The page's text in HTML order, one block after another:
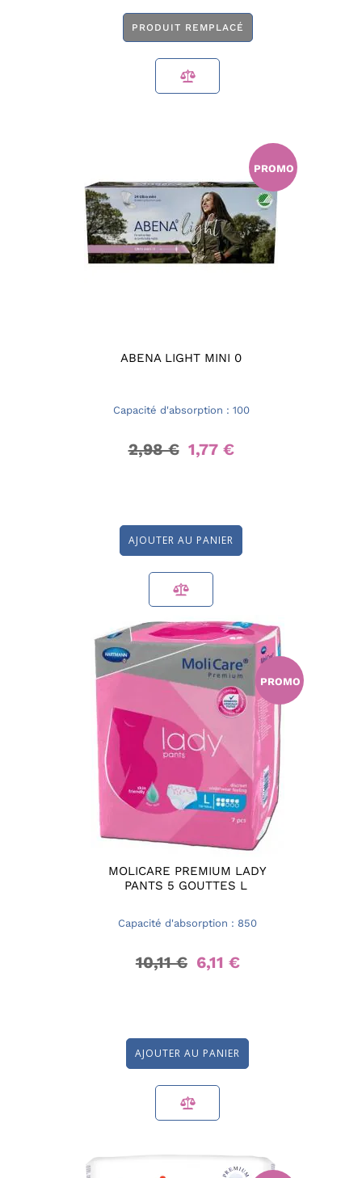
PRODUIT REMPLACÉ
ABENA LIGHT MINI 0
Capacité d'absorption : 100
PROMO
2,98 € 1,77 €
AJOUTER AU PANIER
MOLICARE PREMIUM LADY
PANTS 5 GOUTTES L
Capacité d'absorption : 850
PROMO
10,11 € 6,11 €
AJOUTER AU PANIER